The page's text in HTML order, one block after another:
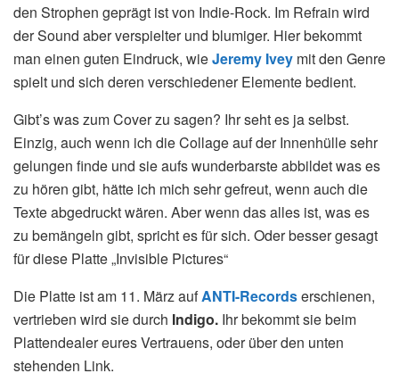
den Strophen geprägt ist von Indie-Rock. Im Refrain wird
der Sound aber verspielter und blumiger. Hier bekommt
man einen guten Eindruck, wieJeremy Ivey mit den Genre
spielt und sich deren verschiedener Elemente bedient.
Gibt’s was zum Cover zu sagen? Ihr seht es ja selbst.
Einzig, auch wenn ich die Collage auf der Innenhülle sehr
gelungen finde und sie aufs wunderbarste abbildet was es
zu hören gibt, hätte ich mich sehr gefreut, wenn auch die
Texte abgedruckt wären. Aber wenn das alles ist, was es
zu bemängeln gibt, spricht es für sich. Oder besser gesagt
für diese Platte „Invisible Pictures“
Die Platte ist am 11. März aufANTI-Recordserschienen,
vertrieben wird sie durch Indigo. Ihr bekommt sie beim
Plattendealer eures Vertrauens, oder über den unten
stehenden Link.